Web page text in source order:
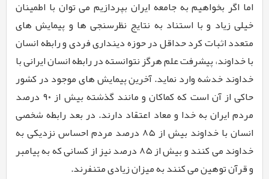
اما اگر بخواهیم به جامعه ایران بپردازیم می توان با اطمینان
خیلی زیاد و با استناد به نتایج نظرسنجی ها و پیمایش های
متعدد اثبات کرد حداقل در حوزه دینداری فردی و رابطه انسان
با خداوند، پیشرفت علم هرگز نتوانسته در رابطه انسان ایرانی با
خداوند خدشه وارد نماید. آخرین پیمایش ­های موجود در کشور
حاکی از آن است که کماکان و مانند گذشته بیش از ۹۰ درصد
مردم ایران به خدا و معاد اعتقاد دارند. در بعد رابطه شخصی
انسان با خداوند بیش از ۸۵ درصد مردم احساس نزدیکی به
خداوند می­ کنند و بیش از ۸۵ درصد نیز از کسانی که به پیامبر
و قرآن توهین می ­کنند به میزان زیادی متنفرند.